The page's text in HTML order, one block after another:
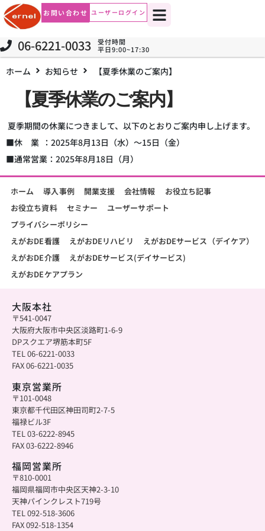
お問い合わせ ユーザーログイン
06-6221-0033
受付時間
平日9:00~17:30
ホーム お知らせ 【夏季休業のご案内】
【夏季休業のご案内】
夏季期間の休業につきまして、以下のとおりご案内申し上げます。
■休 業 ：2025年8月13日（水）～15日（金）
■通常営業：2025年8月18日（月）
ホーム 導入事例 開業支援 会社情報
お役立ち記事
お役立ち資料
セミナー
ユーザーサポート
プライバシーポリシー
えがおDE看護
えがおDEリハビリ
えがおDEサービス（デイケア）
えがおDE介護
えがおDEサービス(デイサービス)
えがおDEケアプラン
大阪本社
〒541-0047
大阪府大阪市中央区淡路町1-6-9
DPスクエア堺筋本町5F
TEL 06-6221-0033
FAX 06-6221-0035
東京営業所
〒101-0048
東京都千代田区神田司町2-7-5
福禄ビル3F
TEL 03-6222-8945
FAX 03-6222-8946
福岡営業所
〒810-0001
福岡県福岡市中央区天神2-3-10
天神パインクレスト719号
TEL 092-518-3606
FAX 092-518-1354